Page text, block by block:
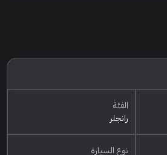
الفئة
رانجلر
نوع السيارة